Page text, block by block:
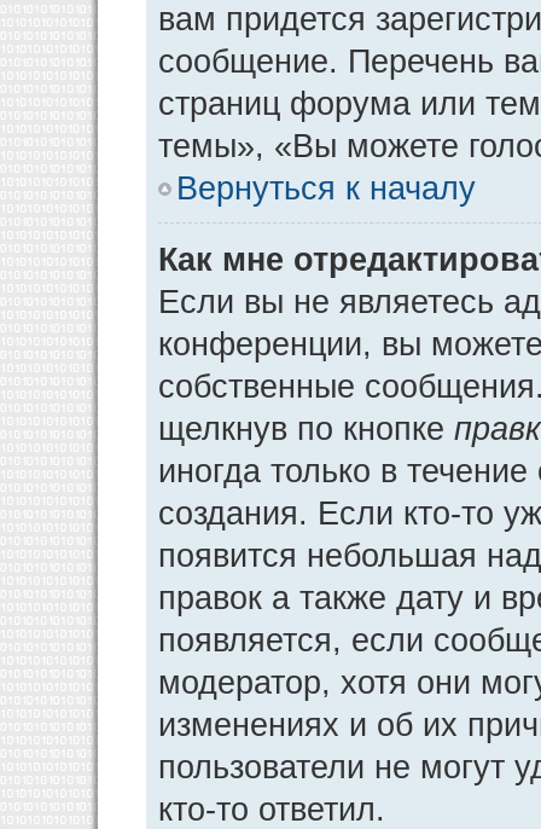
вам придется
сообщение. Перечень
страниц форума или
темы», «Вы можете
Вернуться к началу
Как мне
Если вы не являетесь
конференции, вы можете
собственные
щелкнув по кнопке
иногда только в
создания. Если кто-то
появится небольшая
правок а также дату и
появляется, если
модератор, хотя они
изменениях и об их
пользователи не могут
кто-то ответил.